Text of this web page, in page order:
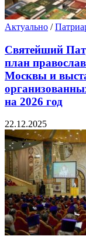
Актуально /
Святейший
план
Москвы и
на 2026 год
22.12.2025